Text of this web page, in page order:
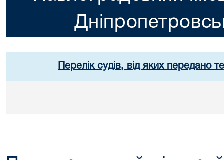
Перелік судів, від яких передано